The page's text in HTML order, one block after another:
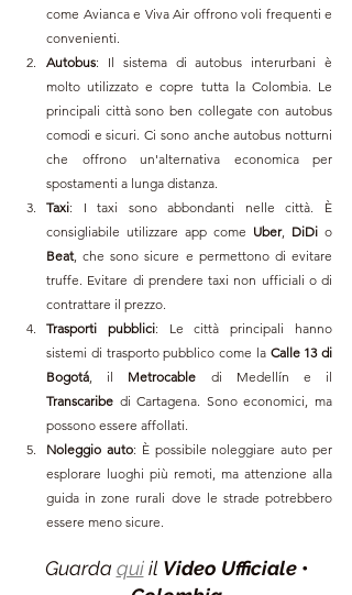
come Avianca e Viva Air offrono voli frequenti e
convenienti.
Autobus: Il sistema di autobus interurbani è
molto utilizzato e copre tutta la Colombia. Le
principali città sono ben collegate con autobus
comodi e sicuri. Ci sono anche autobus notturni
che offrono un'alternativa economica per
spostamenti a lunga distanza.
Taxi: I taxi sono abbondanti nelle città. È
consigliabile utilizzare app come Uber, DiDi
Beat, che sono sicure e permettono di evitare
truffe. Evitare di prendere taxi non ufficiali o di
contrattare il prezzo.
Trasporti pubblici: Le città principali hanno
sistemi di trasporto pubblico come la Calle 13 di
Bogotá, il Metrocable
Transcaribe di Cartagena. Sono economici, ma
possono essere affollati.
Noleggio auto: È possibile noleggiare auto per
esplorare luoghi più remoti, ma attenzione alla
guida in zone rurali dove le strade potrebbero
essere meno sicure.
Guarda qui il Video Ufficiale •